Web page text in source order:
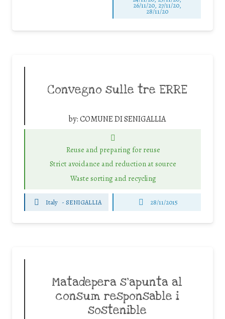
26/11/20, 27/11/20,
28/11/20
Convegno sulle tre ERRE
by:COMUNE DI SENIGALLIA
Reuse and preparing for reuse
Strict avoidance and reduction at source
Waste sorting and recycling
Italy - SENIGALLIA 28/11/2015
Matadepera s’apunta al
consum responsable i
sostenible